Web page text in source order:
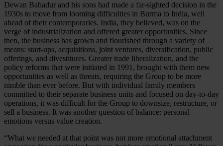
Dewan Bahadur and his sons had made a far-sighted decision in the
1930s to move from looming difficulties in Burma to India, well
ahead of their contemporaries. India, they believed, was on the
verge of industrialization and offered greater opportunities. Since
then, the business has grown and flourished through a variety of
means: start-ups, acquisitions, joint ventures, diversification, public
offerings, and divestitures. Greater trade liberalization, and the
policy reforms that were initiated in 1991, brought with them new
opportunities as well as threats, requiring the Group to be more
nimble than ever before. But with individual family members
committed to their separate business units and focused on day-to-day
operations, it was difficult for the Group to downsize, restructure, or
sell a business. It was another question of balance: personal
emotions versus value creation.
“What we needed at that point was not more emotional attachment